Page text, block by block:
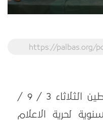
https://palbas.org/
كرم بيت الصحافة – فلسطين الثلاثاء 3 / 9 /
السنوية لحرية الاعلام